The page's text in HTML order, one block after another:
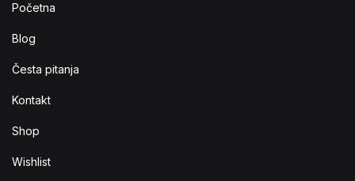
Početna
Blog
Česta pitanja
Kontakt
Shop
Wishlist